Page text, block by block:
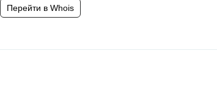
Перейти в Whois